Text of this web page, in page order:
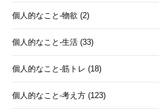
個人的なこと-物欲 (2)
個人的なこと-生活 (33)
個人的なこと-筋トレ (18)
個人的なこと-考え方 (123)